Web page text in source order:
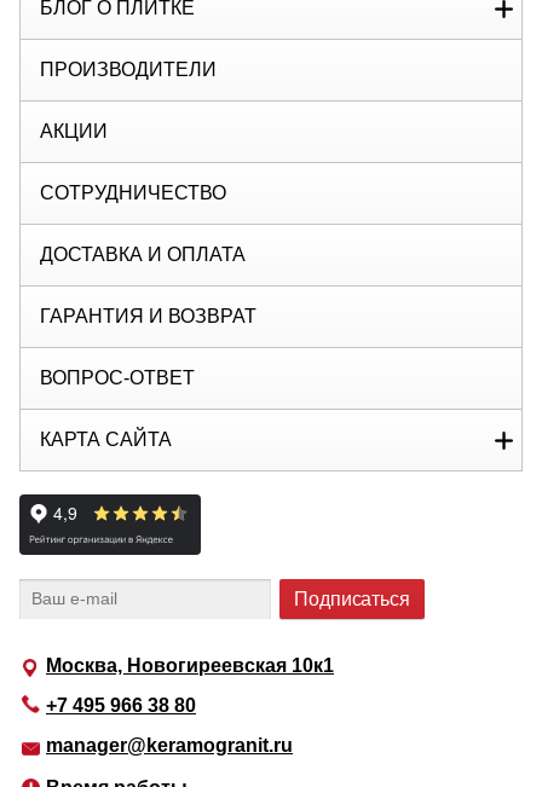
Москва, Новогиреевская 10к1
+7 495 966 38 80
manager@keramogranit.ru
БЛОГ О ПЛИТКЕ
ПРОИЗВОДИТЕЛИ
АКЦИИ
СОТРУДНИЧЕСТВО
ДОСТАВКА И ОПЛАТА
ГАРАНТИЯ И ВОЗВРАТ
ВОПРОС-ОТВЕТ
КАРТА САЙТА